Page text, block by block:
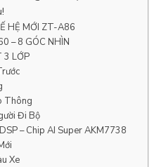
HỆ MỚI ZT-A86
– 8 GÓC NHÌN
3 LỚP
Thông
Đi Bộ
– Chip AI Super AKM7738
Xe